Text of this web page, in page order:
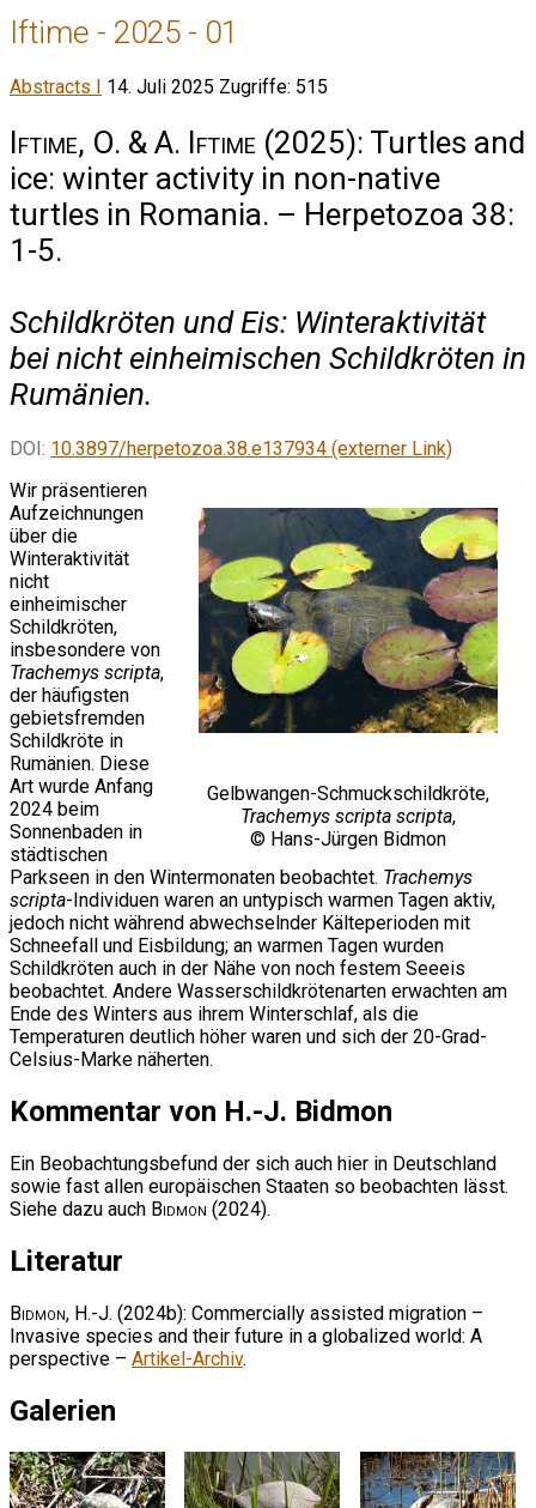
Iftime - 2025 - 01
Abstracts I 14. Juli 2025 Zugriffe: 515
Iftime, O. & A. Iftime (2025): Turtles and
ice: winter activity in non-native
turtles in Romania. – Herpetozoa 38:
1-5.
Schildkröten und Eis: Winteraktivität
bei nicht einheimischen Schildkröten in
Rumänien.
DOI: 10.3897/herpetozoa.38.e137934 (externer Link)
Gelbwangen-Schmuckschildkröte,
Trachemys scripta scripta,
© Hans-Jürgen Bidmon
Wir präsentieren
Aufzeichnungen
über die
Winteraktivität
nicht
einheimischer
Schildkröten,
insbesondere von
Trachemys scripta,
der häufigsten
gebietsfremden
Schildkröte in
Rumänien. Diese
Art wurde Anfang
2024 beim
Sonnenbaden in
städtischen
Parkseen in den Wintermonaten beobachtet. Trachemys
scripta-Individuen waren an untypisch warmen Tagen aktiv,
jedoch nicht während abwechselnder Kälteperioden mit
Schneefall und Eisbildung; an warmen Tagen wurden
Schildkröten auch in der Nähe von noch festem Seeeis
beobachtet. Andere Wasserschildkrötenarten erwachten am
Ende des Winters aus ihrem Winterschlaf, als die
Temperaturen deutlich höher waren und sich der 20-Grad-
Celsius-Marke näherten.
Kommentar von H.-J. Bidmon
Ein Beobachtungsbefund der sich auch hier in Deutschland
sowie fast allen europäischen Staaten so beobachten lässt.
Siehe dazu auch Bidmon (2024).
Literatur
Bidmon, H.-J. (2024b): Commercially assisted migration –
Invasive species and their future in a globalized world: A
perspective – Artikel-Archiv.
Galerien